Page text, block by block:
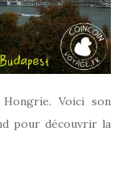
Voici son
pour découvrir la